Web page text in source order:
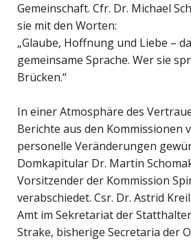
Gemeinschaft. Cfr. Dr. Michael
sie mit den Worten:
„Glaube, Hoffnung und Liebe –
gemeinsame Sprache. Wer sie
Brücken.“
In einer Atmosphäre des
Berichte aus den Kommissionen
personelle Veränderungen
Domkapitular Dr. Martin
Vorsitzender der Kommission
verabschiedet. Csr. Dr. Astrid
Amt im Sekretariat der
Strake, bisherige Secretaria der